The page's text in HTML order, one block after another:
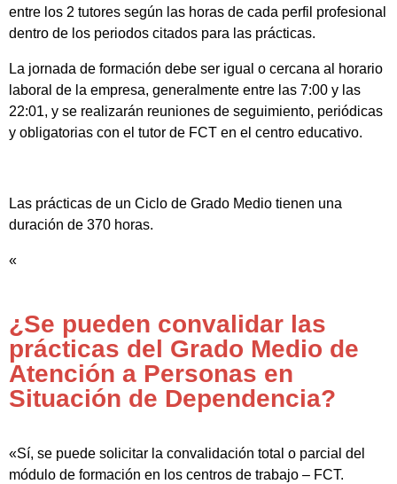
entre los 2 tutores según las horas de cada perfil profesional
dentro de los periodos citados para las prácticas.
La jornada de formación debe ser igual o cercana al horario
laboral de la empresa, generalmente entre las 7:00 y las
22:01, y se realizarán reuniones de seguimiento, periódicas
y obligatorias con el tutor de FCT en el centro educativo.
Las prácticas de un Ciclo de Grado Medio tienen una
duración de 370 horas.
«
¿Se pueden convalidar las
prácticas del Grado Medio de
Atención a Personas en
Situación de Dependencia?
«Sí, se puede solicitar la convalidación total o parcial del
módulo de formación en los centros de trabajo – FCT.